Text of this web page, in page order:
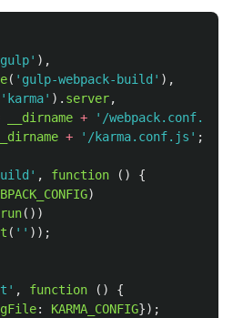
gulp' ),
( ' gulp-webpack-build ' ),
' karma' ). server,
__dirname + ' /webpack.conf.js
__dirname + ' /karma.conf.js ' ;
' , function ()
{
)
run())
( '' ));
' , function ()
{
: KARMA_CONFIG});